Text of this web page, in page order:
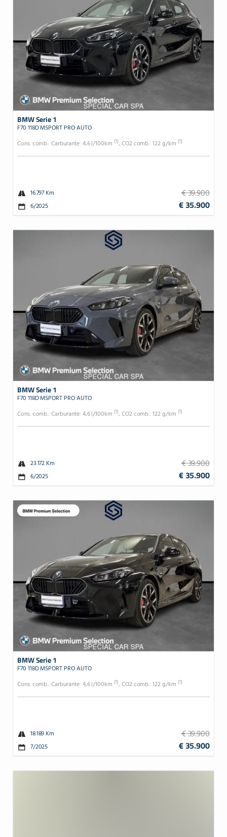
BMW Serie 1
F70 118D MSPORT PRO AUTO
Cons. comb.: Carburante: 4,6 l/100km (1), CO2 comb.: 122 g/km (1)
16.797 Km
6/2025
€ 39.900
€ 35.900
BMW Serie 1
F70 118D MSPORT PRO AUTO
Cons. comb.: Carburante: 4,6 l/100km (1), CO2 comb.: 122 g/km (1)
23.172 Km
6/2025
€ 39.900
€ 35.900
BMW Serie 1
F70 118D MSPORT PRO AUTO
Cons. comb.: Carburante: 4,6 l/100km (1), CO2 comb.: 122 g/km (1)
18.189 Km
7/2025
€ 39.900
€ 35.900